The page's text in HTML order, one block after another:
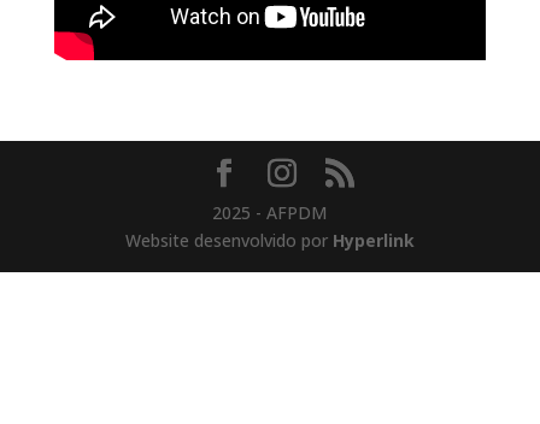
2025 - AFPDM
Website desenvolvido por Hyperlink